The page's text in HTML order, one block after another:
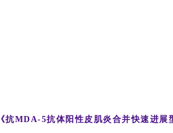
《抗MDA-5抗体阳性皮肌炎合并快速进展